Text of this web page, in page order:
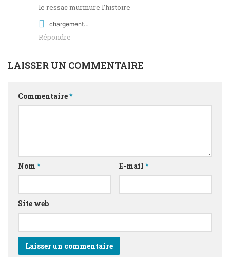
le ressac murmure l’histoire
chargement…
Répondre
LAISSER UN COMMENTAIRE
Commentaire*
Nom * E-mail *
Site web